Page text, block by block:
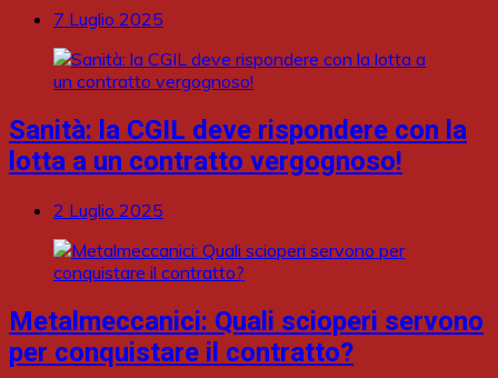
7 Luglio 2025
Sanità: la CGIL deve rispondere con la
lotta a un contratto vergognoso!
2 Luglio 2025
Metalmeccanici: Quali scioperi servono
per conquistare il contratto?